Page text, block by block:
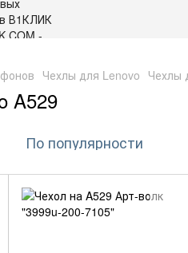
Чехлы для Lenovo Чехлы
A529
По популярности